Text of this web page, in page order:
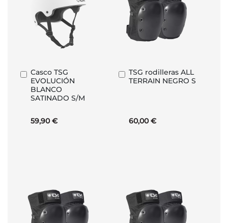
Casco TSG
EVOLUCIÓN
BLANCO
SATINADO S/M
59,90 €
Añadir
al
carrito
TSG rodilleras ALL
TERRAIN NEGRO S
60,00 €
Añadir
al